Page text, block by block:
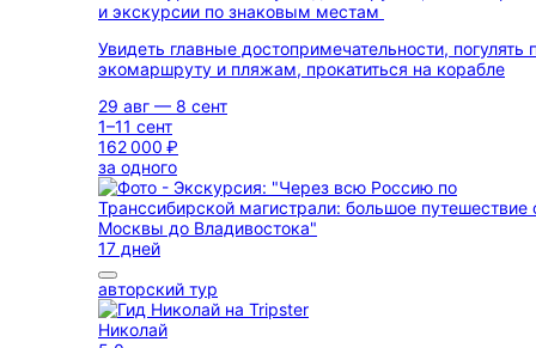
и экскурсии по знаковым местам
Увидеть главные достопримечательности, погулять
экомаршруту и пляжам, прокатиться на корабле
29 авг — 8 сент
1–11 сент
162 000 ₽
за одного
17 дней
авторский тур
Николай